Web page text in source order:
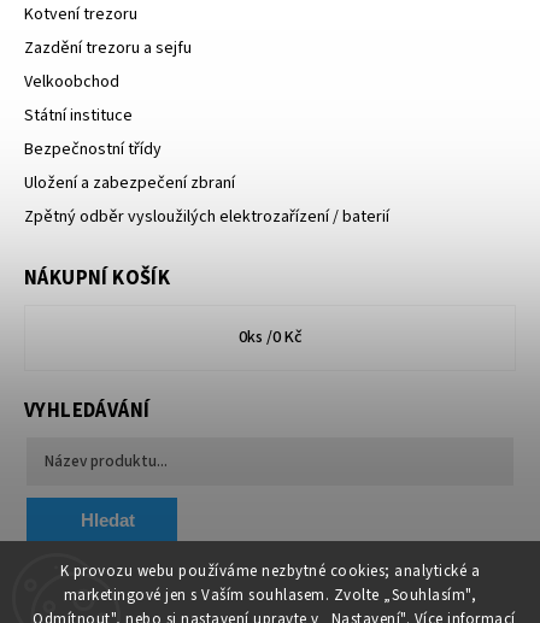
K provozu webu používáme nezbytné cookies; analytické a
marketingové jen s Vaším souhlasem. Zvolte „Souhlasím",
Kotvení trezoru
Zazdění trezoru a sejfu
Velkoobchod
Státní instituce
Bezpečnostní třídy
Uložení a zabezpečení zbraní
Zpětný odběr vysloužilých elektrozařízení / baterií
NÁKUPNÍ KOŠÍK
0ks /0 Kč
VYHLEDÁVÁNÍ
Hledat
Chytit a koupit VA & MA, s.r.o.